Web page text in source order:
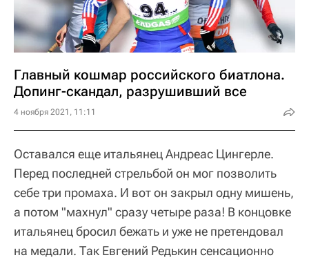
Главный кошмар российского биатлона.
Допинг-скандал, разрушивший все
4 ноября 2021, 11:11
Оставался еще итальянец Андреас Цингерле.
Перед последней стрельбой он мог позволить
себе три промаха. И вот он закрыл одну мишень,
а потом "махнул" сразу четыре раза! В концовке
итальянец бросил бежать и уже не претендовал
на медали. Так Евгений Редькин сенсационно